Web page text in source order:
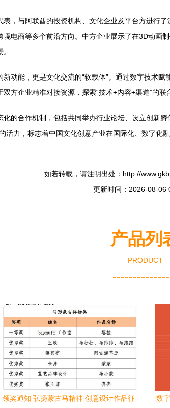
，与阿联酋的投资机构、文化企业及平台方进行
电商等多个前沿方向。中方企业展示了在3D动
动能，更是文化交流的“软载体”。通过数字技术
方企业精准对接资源，探索“技术+内容+渠道”的联
的合作机制，包括共同举办行业论坛、设立创新
活力，标志着中国文化创意产业在国际化、数字化
如若转载，请注明出处：http://
更新时间：2026-08-06
产品列
PRODUCT
领奖通知 弘扬蒙古马精神 创意设计作品征
数